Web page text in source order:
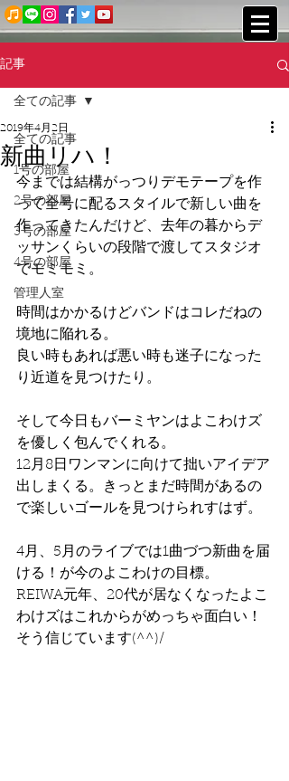
記事
全ての記事
1号の部屋
2号の部屋
3号の部屋
4号の部屋
管理人室
全ての記事
新曲リハ！
2019年4月2日
今までは結構がっつりデモテープを作
って全号に配るスタイルで新しい曲を
作ってきたんだけど、去年の暮からデ
ッサンくらいの段階で渡してスタジオ
でモミモミ。
時間はかかるけどバンドはコレだねの
境地に陥れる。
良い時もあれば悪い時も迷子になった
り近道を見つけたり。
そして今日もバーミヤンはよこわけズ
を優しく包んでくれる。
12月8日ワンマンに向けて拙いアイデア
出しまくる。きっとまだ時間があるの
で楽しいゴールを見つけられすはず。
4月、5月のライブでは1曲づつ新曲を届
ける！が今のよこわけの目標。
REIWA元年、20代が居なくなったよこ
わけズはこれからがめっちゃ面白い！
そう信じています(^^)/